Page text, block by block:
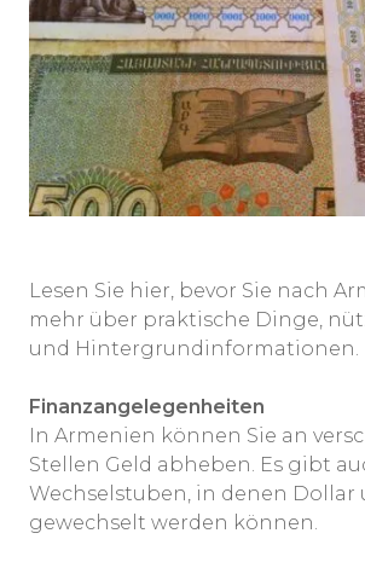
Lesen Sie hier, bevor Sie nach
mehr über praktische Dinge,
und Hintergrundinformationen.
Finanzangelegenheiten
In Armenien können Sie an
Stellen Geld abheben. Es gibt
Wechselstuben, in denen Dollar
gewechselt werden können.